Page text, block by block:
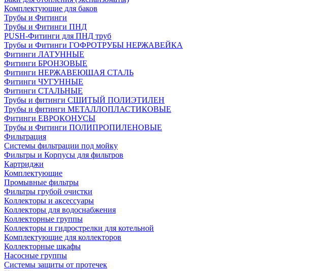
Комплектующие для баков
Трубы и Фитинги
Трубы и Фитинги ПНД
PUSH-Фитинги для ПНД труб
Трубы и Фитинги ГОФРОТРУБЫ НЕРЖАВЕЙКА
Фитинги ЛАТУННЫЕ
Фитинги БРОНЗОВЫЕ
Фитинги НЕРЖАВЕЮЩАЯ СТАЛЬ
Фитинги ЧУГУННЫЕ
Фитинги СТАЛЬНЫЕ
Трубы и фитинги СШИТЫЙ ПОЛИЭТИЛЕН
Трубы и фитинги МЕТАЛЛОПЛАСТИКОВЫЕ
Фитинги ЕВРОКОНУСЫ
Трубы и Фитинги ПОЛИПРОПИЛЕНОВЫЕ
Фильтрация
Системы фильтрации под мойку
Фильтры и Корпусы для фильтров
Картриджи
Комплектующие
Промывные фильтры
Фильтры грубой очистки
Коллекторы и аксессуары
Коллекторы для водоснабжения
Коллекторные группы
Коллекторы и гидрострелки для котельной
Комплектующие для коллекторов
Коллекторные шкафы
Насосные группы
Системы защиты от протечек